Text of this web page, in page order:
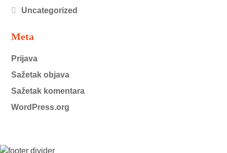
Uncategorized
Meta
Prijava
Sažetak objava
Sažetak komentara
WordPress.org